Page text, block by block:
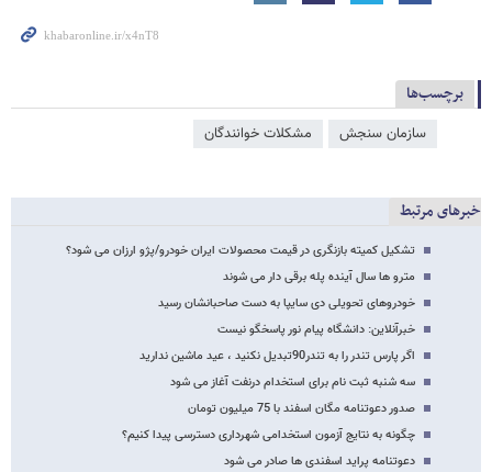
برچسب‌ها
سازمان سنجش مشکلات خوانندگان
خبرهای مرتبط
تشکیل کمیته بازنگری در قیمت محصولات ایران خودرو/پژو ارزان می شود؟
مترو ها سال آینده پله برقی دار می شوند
خودروهای تحویلی دی سایپا به دست صاحبانشان رسید
خبرآنلاین: دانشگاه پیام نور پاسخگو نیست
اگر پارس تندر را به تندر90تبدیل نکنید ،‌ عید ماشین ندارید
سه شنبه ثبت نام برای استخدام درنفت آغاز می شود
صدور دعوتنامه مگان اسفند با 75 میلیون تومان
چگونه به نتایج آزمون استخدامی شهرداری دسترسی پیدا کنیم؟
دعوتنامه پراید اسفندی ها صادر می شود